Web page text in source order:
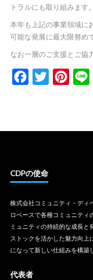
トラルにも取り組みます。
本年も上記の事業領域に
可能な発展に最大限努め
なお一層のご支援とご協
CDPの使命
株式会社コミュニティ・ディ
ロベースで各種コミュニティ
ミュニティの持続的な成長
ストックを活かした魅力向上
になって新しい仕組みを構築
代表者